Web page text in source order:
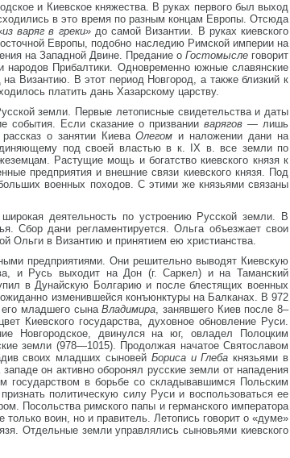
и Киевское княжества. В руках первого был выход
в это время по разным концам Европы. Отсюда
из варяг в греки» до самой Византии. В руках киевского
Европы, подобно наследию Римской империи на
на Западной Двине. Предание о Гостомысле говорит
народов Прибалтики. Одновременно южные славянские
Византию. В этот период Новгород, а также близкий к
платить дань Хазарскому царству.
земли. Первые летописные свидетельства и даты
события. Если сказание о призванииварягов —лишь
рассказ о занятии КиеваОлегом и наложении дани на
под своей властью в к. IX в. все земли по
Растущие мощь и богатство киевского князя к
предприятия и внешние связи киевского князя. Под
военных походов. С этими же князьями связаны
деятельность по устроению Русской земли. В
Сбор дани регламентируется. Ольга объезжает свои
Ольги в Византию и принятием ею христианства.
предприятиями. Они решительно выводят Киевскую
и Русь выходит на Дон (г. Саркел) и на Таманский
в Дунайскую Болгарию и после блестящих военных
изменившейся конъюнктуры на Балканах. В 972
его младшего сынаВладимира, занявшего Киев после 8–
Киевского государства, духовное обновление Руси.
Новгородское, двинулся на юг, овладел Полоцким
земли (978—1015). Продолжая начатое Святославом
своих младших сыновей Бориса и Глебакнязьями в
он активно оборонял русские земли от нападения
государством в борьбе со складывавшимся Польским
политическую силу Руси и воспользоваться ее
Посольства римского папы и германского императора
воин, но и правитель. Летопись говорит о «думе»
Отдельные земли управлялись сыновьями киевского